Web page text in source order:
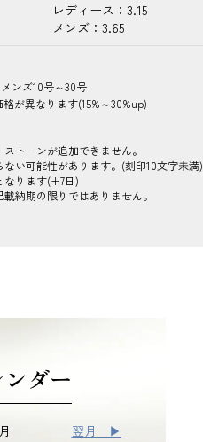
レディース：3.15
メンズ：3.65
ンズ10号～30号
が異なります(15%～30%up)
トーンが追加できません。
い可能性があります。(刻印10文字未満)
なります(+7日)
納期の限りではありません。
ダー
翌月 ▶